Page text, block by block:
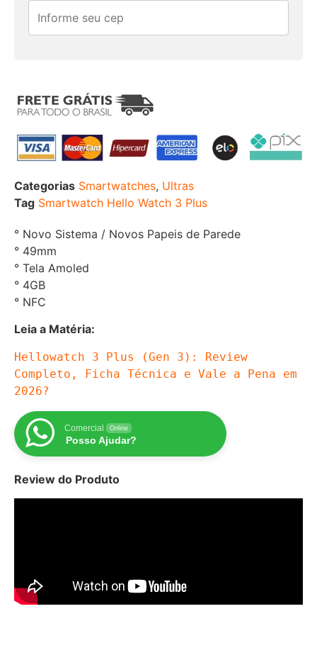
Categorias Smartwatches, Ultras
Tag Smartwatch Hello Watch 3 Plus
° Novo Sistema / Novos Papeis de Parede
° 49mm
° Tela Amoled
° 4GB
° NFC
Leia a Matéria:
Hellowatch 3 Plus (Gen 3): Review
Completo, Ficha Técnica e Vale a Pena em
2026?
Comercial Online
Posso Ajudar?
Review do Produto